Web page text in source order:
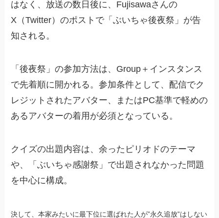
はなく、放送の数日後に、Fujisawaさんの
X（Twitter）のポストで「ぶいちゃ後夜祭」が告
知される。
「後夜祭」の参加方法は、Group＋インスタンス
で先着順に開かれる。参加条件として、配信でク
レジットされたアバター、またはPC基準で軽めの
あるアバターの着用が必須となっている。
クイズの出題内容は、余ったピリオドのテーマ
や、「ぶいちゃ感謝祭」で出題されなかった問題
を中心に構成。
決して、本家みたいに最下位に選ばれた人が”永久追放”はしない